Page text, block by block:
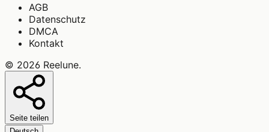
AGB
Datenschutz
DMCA
Kontakt
© 2026 Reelune.
Seite teilen